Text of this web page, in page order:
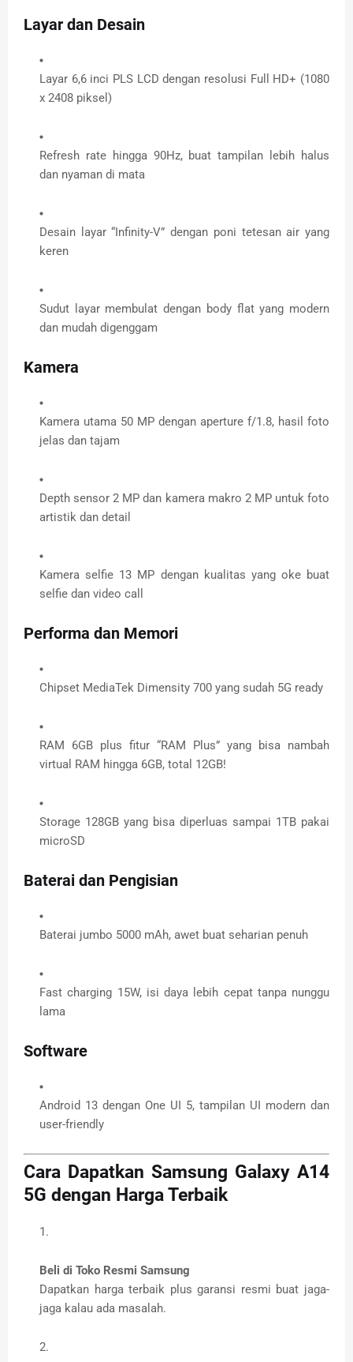
Layar dan Desain
Layar 6,6 inci PLS LCD dengan resolusi Full HD+ (1080
x 2408 piksel)
Refresh rate hingga 90Hz, buat tampilan lebih halus
dan nyaman di mata
Desain layar “Infinity-V” dengan poni tetesan air yang
keren
Sudut layar membulat dengan body flat yang modern
dan mudah digenggam
Kamera
Kamera utama 50 MP dengan aperture f/1.8, hasil foto
jelas dan tajam
Depth sensor 2 MP dan kamera makro 2 MP untuk foto
artistik dan detail
Kamera selfie 13 MP dengan kualitas yang oke buat
selfie dan video call
Performa dan Memori
Chipset MediaTek Dimensity 700 yang sudah 5G ready
RAM 6GB plus fitur “RAM Plus” yang bisa nambah
virtual RAM hingga 6GB, total 12GB!
Storage 128GB yang bisa diperluas sampai 1TB pakai
microSD
Baterai dan Pengisian
Baterai jumbo 5000 mAh, awet buat seharian penuh
Fast charging 15W, isi daya lebih cepat tanpa nunggu
lama
Software
Android 13 dengan One UI 5, tampilan UI modern dan
user-friendly
Cara Dapatkan Samsung Galaxy A14
5G dengan Harga Terbaik
Beli di Toko Resmi Samsung
Dapatkan harga terbaik plus garansi resmi buat jaga-
jaga kalau ada masalah.